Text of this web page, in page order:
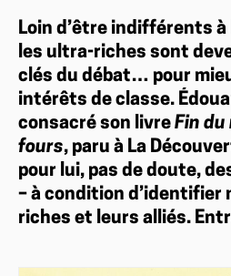
Loin d’être indifférents
les ultra-riches sont
clés du débat… pour
intérêts de classe.
consacré son livre Fin
fours, paru à La
pour lui, pas de doute,
– à condition d’identifier
riches et leurs alliés.